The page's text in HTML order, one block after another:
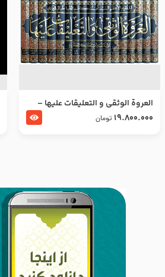
العروة الوثقى و التعليقات عليها –
طرح جدید
19.800.000 تومان